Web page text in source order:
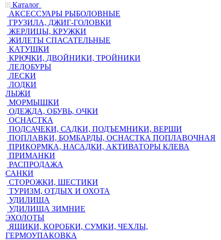
Каталог
АКСЕССУАРЫ РЫБОЛОВНЫЕ
ГРУЗИЛА, ДЖИГ-ГОЛОВКИ
ЖЕРЛИЦЫ, КРУЖКИ
ЖИЛЕТЫ СПАСАТЕЛЬНЫЕ
КАТУШКИ
КРЮЧКИ, ДВОЙНИКИ, ТРОЙНИКИ
ЛЕДОБУРЫ
ЛЕСКИ
ЛОДКИ
ЛЫЖИ
МОРМЫШКИ
ОДЕЖДА, ОБУВЬ, ОЧКИ
ОСНАСТКА
ПОДСАЧЕКИ, САДКИ, ПОДЪЕМНИКИ, ВЕРШИ
ПОПЛАВКИ, БОМБАРДЫ, ОСНАСТКА ПОПЛАВОЧНАЯ
ПРИКОРМКА, НАСАДКИ, АКТИВАТОРЫ КЛЕВА
ПРИМАНКИ
РАСПРОДАЖА
САНКИ
СТОРОЖКИ, ШЕСТИКИ
ТУРИЗМ, ОТДЫХ И ОХОТА
УДИЛИЩА
УДИЛИЩА ЗИМНИЕ
ЭХОЛОТЫ
ЯЩИКИ, КОРОБКИ, СУМКИ, ЧЕХЛЫ,
ГЕРМОУПАКОВКА